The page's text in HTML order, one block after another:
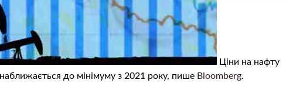
Ціни на нафту
до мінімуму з 2021 року, пише Bloomberg.